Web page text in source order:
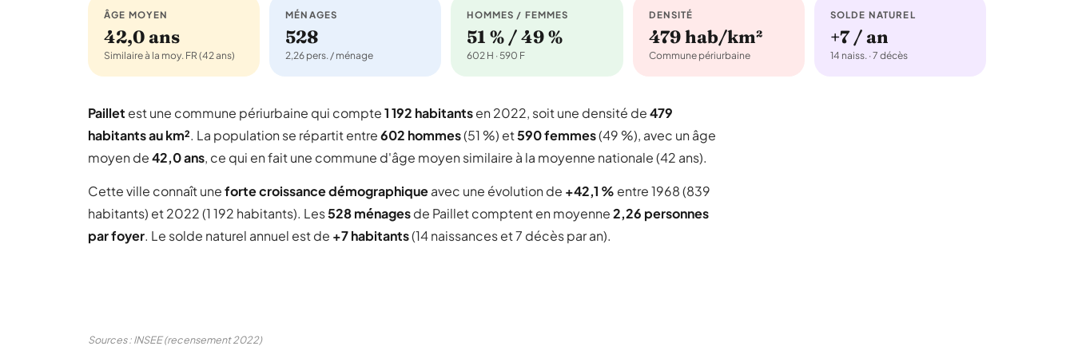
ÂGE MOYEN
42,0 ans
Similaire à la moy. FR (42 ans)
MÉNAGES
528
2,26 pers. / ménage
HOMMES / FEMMES
51 % / 49 %
602 H · 590 F
DENSITÉ
479 hab/km²
Commune périurbaine
SOLDE NATUREL
+7 / an
14 naiss. · 7 décès
Paillet est une commune périurbaine qui compte1 192 habitantsen 2022, soit une densité de479
habitants au km². La population se répartit entre602 hommes(51 %) et590 femmes(49 %), avec un âge
moyen de42,0 ans, ce qui en fait une commune d'âge moyen similaire à la moyenne nationale (42 ans).
Cette ville connaît uneforte croissance démographiqueavec une évolution de +42,1 % entre 1968 (839
habitants) et 2022 (1 192 habitants). Les528 ménagesde Paillet comptent en moyenne2,26 personnes
par foyer. Le solde naturel annuel est de +7 habitants(14 naissances et 7 décès par an).
Sources : INSEE (recensement 2022)